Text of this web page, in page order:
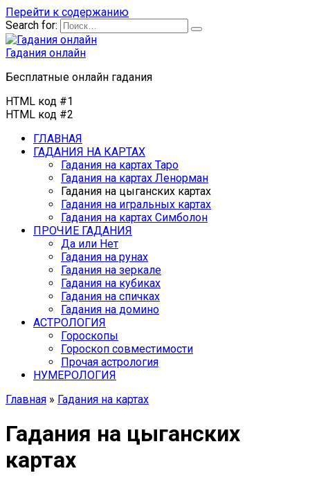
Перейти к содержанию
Search for:
Гадания онлайн
Бесплатные онлайн гадания
HTML код #1
HTML код #2
ГЛАВНАЯ
ГАДАНИЯ НА КАРТАХ
Гадания на картах Таро
Гадания на картах Ленорман
Гадания на цыганских картах
Гадания на игральных картах
Гадания на картах Симболон
ПРОЧИЕ ГАДАНИЯ
Да или Нет
Гадания на рунах
Гадания на зеркале
Гадания на кубиках
Гадания на спичках
Гадания на домино
АСТРОЛОГИЯ
Гороскопы
Гороскоп cовместимости
Прочая астрология
НУМЕРОЛОГИЯ
Главная » Гадания на картах
Гадания на цыганских
картах